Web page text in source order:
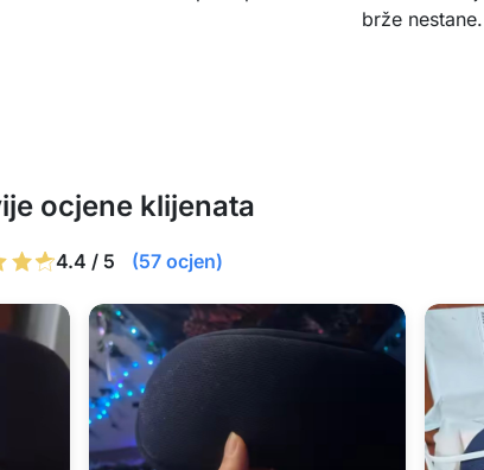
brže nestane.
ocjene klijenata
4.4 / 5 (57 ocjen)